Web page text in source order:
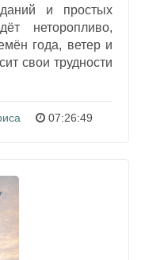
и простых
неторопливо,
года, ветер и
свои трудности
07:26:49